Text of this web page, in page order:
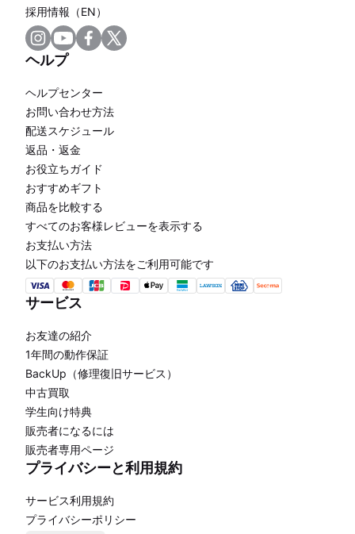
採用情報（EN）
ヘルプ
ヘルプセンター
お問い合わせ方法
配送スケジュール
返品・返金
お役立ちガイド
おすすめギフト
商品を比較する
すべてのお客様レビューを表示する
お支払い方法
以下のお支払い方法をご利用可能です
サービス
お友達の紹介
1年間の動作保証
BackUp（修理復旧サービス）
中古買取
学生向け特典
販売者になるには
販売者専用ページ
プライバシーと利用規約
サービス利用規約
プライバシーポリシー